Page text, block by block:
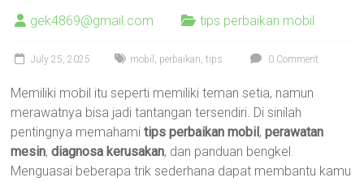
gek4869@gmail.com tips perbaikan mobil
July 25, 2025 mobil , perbaikan,tips 0 Comment
Memiliki mobil itu seperti memiliki teman setia, namun
merawatnya bisa jadi tantangan tersendiri. Di sinilah
pentingnya memahamitips perbaikan mobil,perawatan
mesin,diagnosa kerusakan, dan panduan bengkel.
Menguasai beberapa trik sederhana dapat membantu kamu